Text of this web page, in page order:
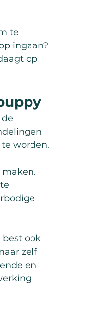
te
ingaan?
op
worden.
maken.
best ook
zelf
en